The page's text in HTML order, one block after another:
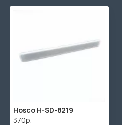
Hosco H-SD-8219
370р.